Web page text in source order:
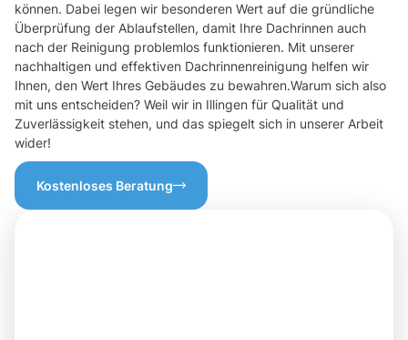
können. Dabei legen wir besonderen Wert auf die gründliche
Überprüfung der Ablaufstellen, damit Ihre Dachrinnen auch
nach der Reinigung problemlos funktionieren. Mit unserer
nachhaltigen und effektiven Dachrinnenreinigung helfen wir
Ihnen, den Wert Ihres Gebäudes zu bewahren.Warum sich also
mit uns entscheiden? Weil wir in Illingen für Qualität und
Zuverlässigkeit stehen, und das spiegelt sich in unserer Arbeit
wider!
Kostenloses Beratung